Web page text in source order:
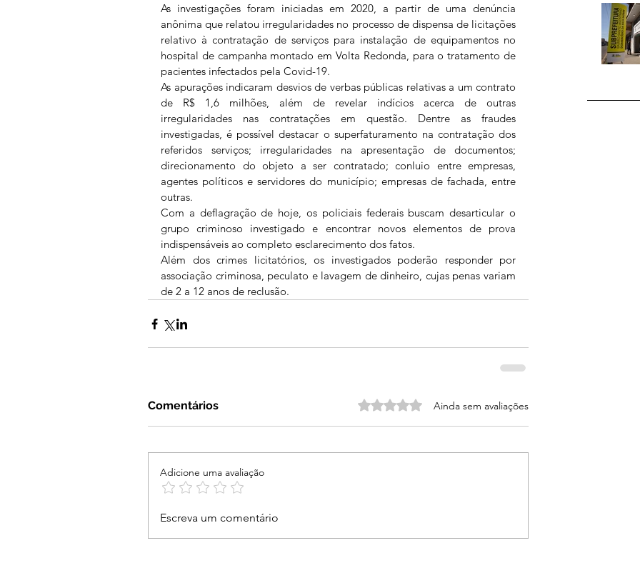
As investigações foram iniciadas em 2020, a partir de uma denúncia
anônima que relatou irregularidades no processo de dispensa de licitações
relativo à contratação de serviços para instalação de equipamentos no
hospital de campanha montado em Volta Redonda, para o tratamento de
pacientes infectados pela Covid-19.
As apurações indicaram desvios de verbas públicas relativas a um contrato
de R$ 1,6 milhões, além de revelar indícios acerca de outras
irregularidades nas contratações em questão. Dentre as fraudes
investigadas, é possível destacar o superfaturamento na contratação dos
referidos serviços; irregularidades na apresentação de documentos;
direcionamento do objeto a ser contratado; conluio entre empresas,
agentes políticos e servidores do município; empresas de fachada, entre
outras.
Com a deflagração de hoje, os policiais federais buscam desarticular o
grupo criminoso investigado e encontrar novos elementos de prova
indispensáveis ao completo esclarecimento dos fatos.
Além dos crimes licitatórios, os investigados poderão responder por
associação criminosa, peculato e lavagem de dinheiro, cujas penas variam
de 2 a 12 anos de reclusão.
Comentários Avaliado com 0 de 5 estrelas.
Ainda sem avaliações
Adicione uma avaliação
Escreva um comentário